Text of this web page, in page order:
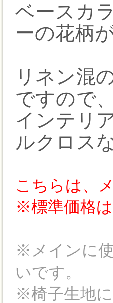
ベースカ
ーの花柄
リネン混
ですので、
インテリ
ルクロス
こちらは、
※標準価格
※メインに
いです。
※椅子生地